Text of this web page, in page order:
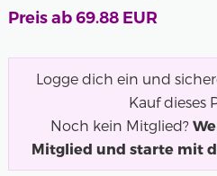
Preis ab69.88EUR
Logge dich ein und
Kauf dieses
Noch kein Mitglied?
Mitglied und starte mit